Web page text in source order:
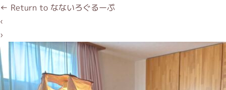
← Return to なないろぐるーぷ
‹
›